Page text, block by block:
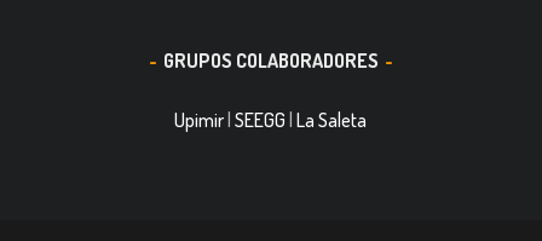
GRUPOS COLABORADORES
Upimir|SEEGG |La Saleta